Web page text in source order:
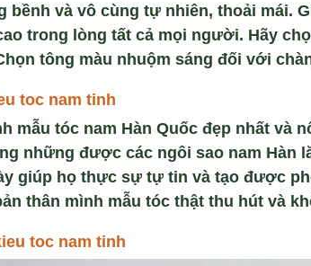
bềnh và vô cùng tự nhiên, thoải mái.
trong lòng tất cả mọi người. Hãy
tông màu nhuộm sáng đối với
toc nam tinh
mẫu tóc nam Hàn Quốc đẹp nhất và
những được các ngôi sao nam Hàn
giúp họ thực sự tự tin và tạo được
thân mình mẫu tóc thật thu hút và
toc nam tinh